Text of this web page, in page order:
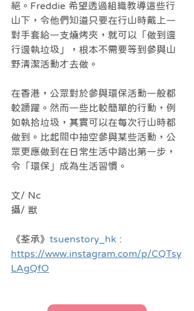
絕。Freddie 希望透過組織教導這些行
山下，令他們知道只要在行山時戴上一
對手套給一支燒烤夾，就可以「做到邊
行邊執垃圾」，根本不需要等到參與山
野清潔活動才去做。
在香港，公眾對於參與環保活動一般都
較踴躍。然而一些比較簡單的行動，例
如執拾垃圾，其實可以在每次行山時都
做到。比起間中抽空參與某些活動，公
眾更應做到在日常生活中踏出第一步，
令「環保」成為生活習慣。
文/ Nc
攝/ 獣
《荃承》 tsuenstory_hk :
https://www.instagram.com/p/CQTsy
LAgQfO